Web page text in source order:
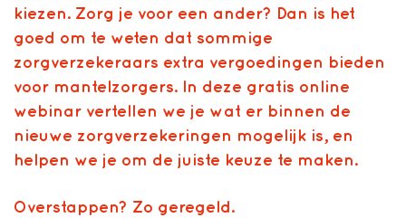
kiezen. Zorg je voor een ander? Dan is het
goed om te weten dat sommige
zorgverzekeraars extra vergoedingen bieden
voor mantelzorgers. In deze gratis online
webinar vertellen we je wat er binnen de
nieuwe zorgverzekeringen mogelijk is, en
helpen we je om de juiste keuze te maken.
Overstappen? Zo geregeld.